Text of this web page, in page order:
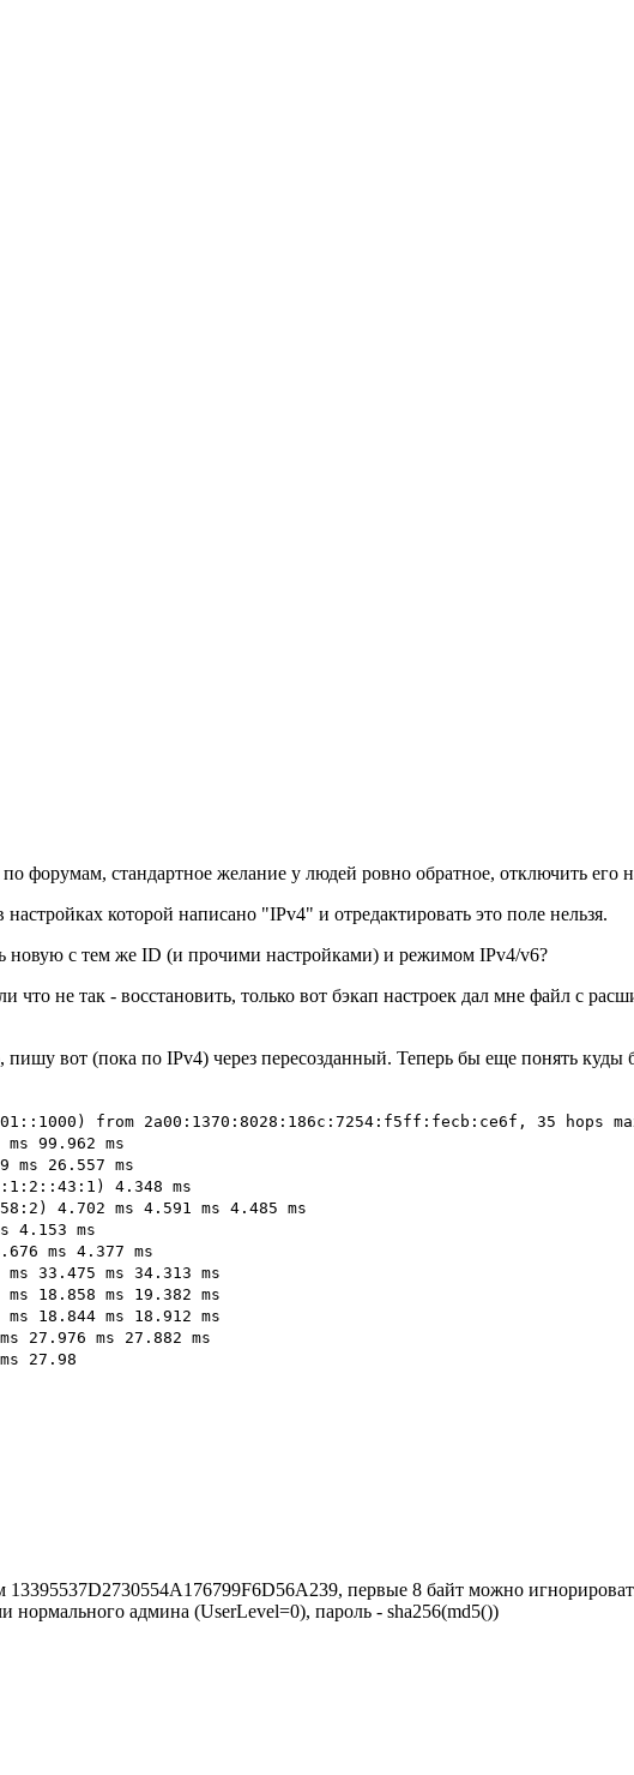
форумам, стандартное желание у людей ровно обратное, отключить его
которой написано "IPv4" и отредактировать это поле нельзя.
новую с тем же ID (и прочими настройками) и режимом IPv4/v6?
что не так - восстановить, только вот бэкап настроек дал мне файл с
вот (пока по IPv4) через пересозданный. Теперь бы еще понять куды
from 2a00:1370:8028:186c:7254:f5ff:fecb:ce6f, 35 hops
99.962 ms
26.557 ms
4.348 ms
4.702 ms 4.591 ms 4.485 ms
4.153 ms
ms 4.377 ms
33.475 ms 34.313 ms
18.858 ms 19.382 ms
18.844 ms 18.912 ms
27.976 ms 27.882 ms
27.98
первые 8 байт можно
нормального админа (UserLevel=0), пароль - sha256(md5())